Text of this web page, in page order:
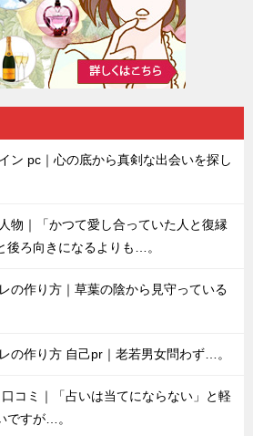
ン pc｜心の底から真剣な出会いを探し
物｜「かつて愛し合っていた人と復縁
後ろ向きになるよりも…。
の作り方｜草葉の陰から見守っている
の作り方 自己pr｜老若男女問わず…。
コミ｜「占いは当てにならない」と軽
ですが…。